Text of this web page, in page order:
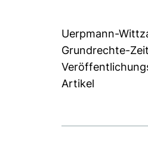
Uerpmann-
Grundrechte-
Artikel